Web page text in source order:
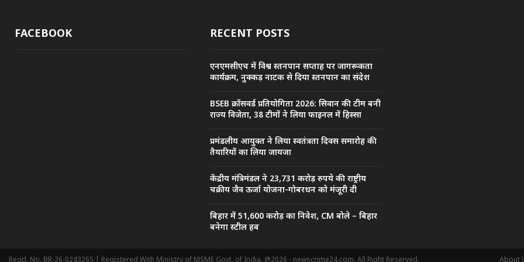
FACEBOOK RECENT POSTS
एनएमसीएच में विश्व स्तनपान सप्ताह पर जागरूकता
कार्यक्रम, नुक्कड़ नाटक से दिया स्तनपान का संदेश
BSEB क्रॉसवर्ड प्रतियोगिता 2026: सिवान की टीम बनी
राज्य विजेता, 38 टीमों ने लिया फाइनल में हिस्सा
प्रमंडलीय आयुक्त ने लिया स्वतंत्रता दिवस समारोह की
तैयारियों का लिया जायजा
केंद्रीय मंत्रिमंडल ने 23,731 करोड़ रुपये की राष्ट्रीय
चक्रीय जैव ऊर्जा योजना-गोबरधन को मंजूरी दी
बिहार में 51,600 करोड़ का निवेश, CM बोले – बिहार
बनेगा स्टील हब